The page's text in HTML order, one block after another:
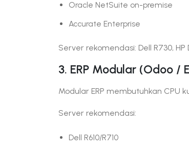
Oracle NetSuite on-premise
Accurate Enterprise
Server rekomendasi: Dell R730,
3. ERP Modular (Odoo /
Modular ERP membutuhkan CPU
Server rekomendasi:
Dell R610/R710